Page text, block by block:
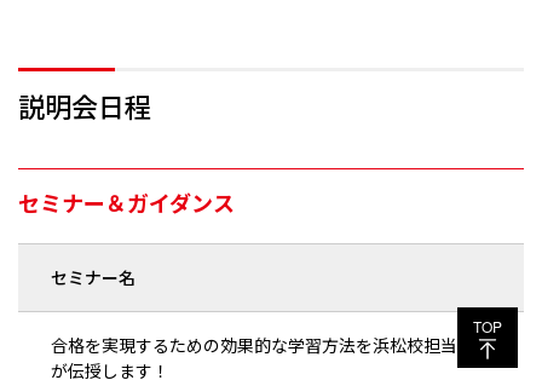
説明会日程
セミナー＆ガイダンス
セミナー名
合格を実現するための効果的な学習方法を浜松校担当講師
が伝授します！
TOP